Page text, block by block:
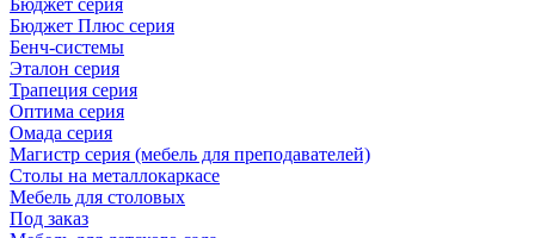
Бюджет серия
Бюджет Плюс серия
Бенч-системы
Эталон серия
Трапеция серия
Оптима серия
Омада серия
Магистр серия (мебель для преподавателей)
Столы на металлокаркасе
Мебель для столовых
Под заказ